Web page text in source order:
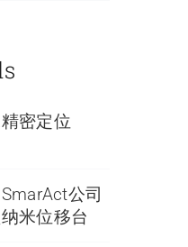
密定位
公司
米位移台